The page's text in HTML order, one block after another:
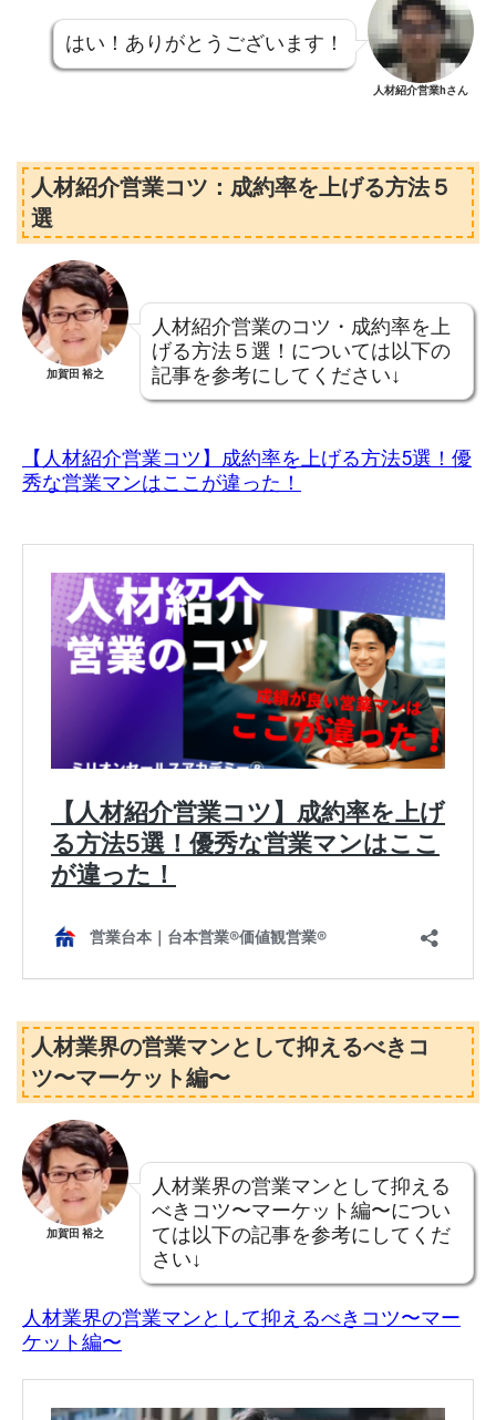
はい！ありがとうございます！
人材紹介営業hさん
人材紹介営業コツ：成約率を上げる方法５
選
加賀田 裕之
人材紹介営業のコツ・成約率を上
げる方法５選！については以下の
記事を参考にしてください↓
【人材紹介営業コツ】成約率を上げる方法5選！優
秀な営業マンはここが違った！
人材業界の営業マンとして抑えるべきコ
ツ〜マーケット編〜
加賀田 裕之
人材業界の営業マンとして抑える
べきコツ〜マーケット編〜につい
ては以下の記事を参考にしてくだ
さい↓
人材業界の営業マンとして抑えるべきコツ〜マー
ケット編〜